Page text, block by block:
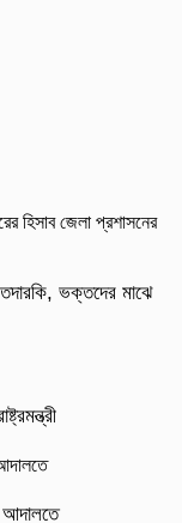
ভক্তদের মাঝে
আদালতে